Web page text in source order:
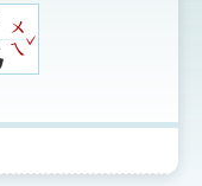
ㄨ
ㄟ
ˇ